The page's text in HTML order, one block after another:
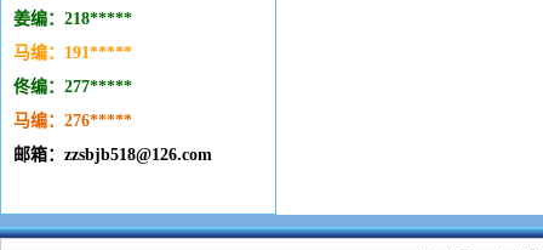
姜编：218*****
马编：191*****
佟编：277*****
马编：276*****
邮箱：zzsbjb518@126.com